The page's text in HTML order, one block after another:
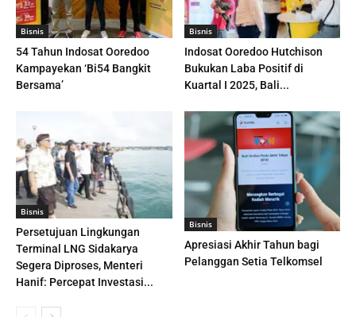
Bisnis
54 Tahun Indosat Ooredoo
Kampayekan ‘Bi54 Bangkit
Bersama’
Bisnis
Indosat Ooredoo Hutchison
Bukukan Laba Positif di
Kuartal I 2025, Bali...
Bisnis
Persetujuan Lingkungan
Terminal LNG Sidakarya
Segera Diproses, Menteri
Hanif: Percepat Investasi...
Bisnis
Apresiasi Akhir Tahun bagi
Pelanggan Setia Telkomsel